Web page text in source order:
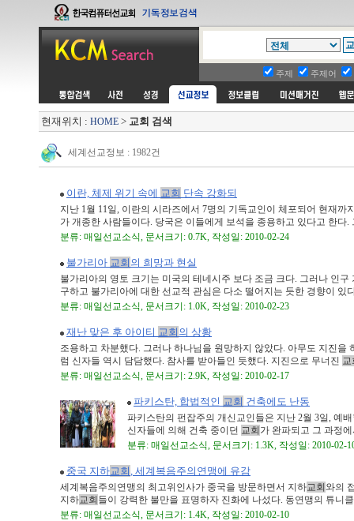
주제 주제어
현재위치 : HOME > 교회 검색
세계선교정보 : 1982건
이란, 체제 위기 속에 교회 단속 강화되
지난 1월 11일, 이란의 시라즈에서 7명의 기독교인이 체포되어 현재
가 개종한 사람들이다. 당국은 이들에게 보석을 종용하고 있다고 한다.
분류: 매일선교소식, 문서크기: 0.7K, 작성일: 2010-02-24
불가리아 교회 의 희망과 현실
불가리아의 영토 크기는 미국의 테네시주 보다 조금 크다. 그러나 인
구하고 불가리아에 대한 선교적 관심은 다소 떨어지는 듯한 경향이 있
분류: 매일선교소식, 문서크기: 1.0K, 작성일: 2010-02-23
재난 맞은 후 아이티 교회 의 상황
조용하고 차분했다. 그러나 하나님을 원망하지 않았다. 아무도 지진
럼 신자들 역시 담담했다. 참사를 받아들인 듯했다. 지진으로 무너진 교
분류: 매일선교소식, 문서크기: 2.9K, 작성일: 2010-02-17
파키스탄, 합법적인 교회 건축에도 난동
파키스탄의 펀잡주의 개신교인들은 지난 2월 3일, 예
신자들에 의해 건축 중이던 교회 가 완파되고 그 과정
분류: 매일선교소식, 문서크기: 1.3K, 작성일: 2010-02-
중국 지하교회, 세계복음주의연맹에 유감
세계복음주의연맹의 최고위인사가 중국을 방문하면서 지하교회 와의
지하교회 들이 강력한 불만을 표명하자 진화에 나섰다. 동연맹의 튜니
분류: 매일선교소식, 문서크기: 1.4K, 작성일: 2010-02-10